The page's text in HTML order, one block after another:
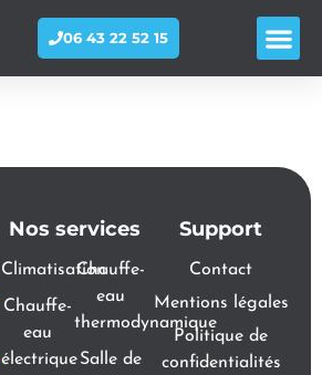
06 43 22 52 15
Nos services
Climatisation
Chauffe-
eau
électrique
Chauffe-
eau
thermodynamique
Salle de
Support
Contact
Mentions légales
Politique de
confidentialités